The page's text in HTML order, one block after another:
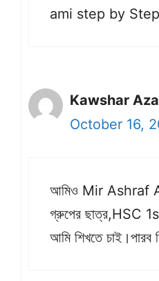
ami step by
Kawshar
October 16,
আমিও Mir Ashraf
গ্রুপের ছাত্র,HSC
আমি শিখতে চাই।পারব